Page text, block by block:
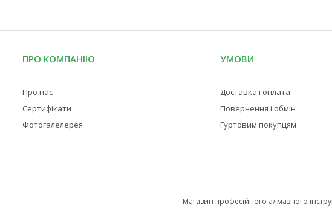
ПРО КОМПАНІЮ
Про нас
Сертифікати
Фотогалелерея
УМОВИ
Доставка і оплата
Повернення і обмін
Гуртовим покупцям